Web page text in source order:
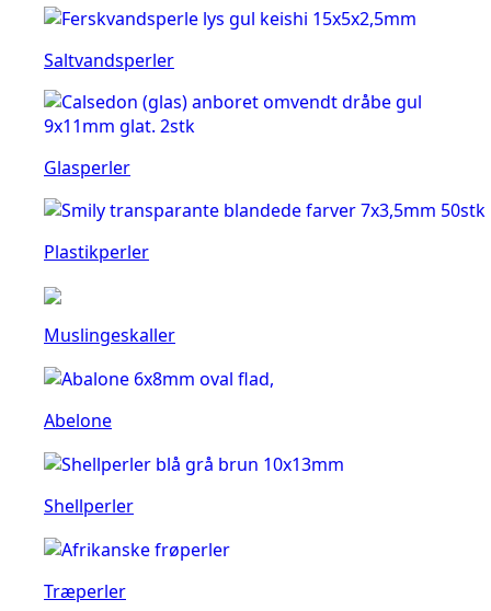
Saltvandsperler
Glasperler
Plastikperler
Muslingeskaller
Abelone
Shellperler
Træperler